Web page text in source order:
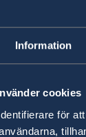
Information
cookies
för
dará la
para